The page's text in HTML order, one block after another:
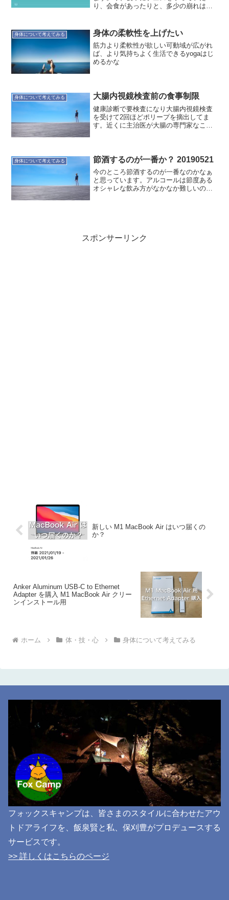
り、会食があったりと、多少の崩れはあ
す。あとは睡眠が良い方向に向かってい
けば最高ですね。
身体について考えてみる 身体の柔軟性を上げたい
筋力より柔軟性が欲しい可動域が広がれ
ば、より気持ちよく生活できるyogaはじ
めるかな
身体について考えてみる 大腸内視鏡検査前の食事制限
健康診断で要検査になり大腸内視鏡検査
を受けて2回ほどポリープを摘出してま
す。近くに主治医が大腸の専門家なこと
査より食事制限の方が...
身体について考えてみる 節酒するのが一番か？ 20190521
今のところ節酒するのが一番なのかなぁ
と思っています。アルコールは節度ある
オシャレな飲み方がなかなか難しいの
スポンサーリンク
新しい M1 MacBook Air はいつ届くの
か？
Anker Aluminum USB-C to Ethernet
Adapter を購入 M1 MacBook Air クリー
ンインストール用
ホーム 体・技・心 身体について考えてみる
フォックスキャンプは、皆さまのスタイルに合わせたアウ
トドアライフを、飯泉賢と私、保刈豊がプロデュースする
サービスです。
>> 詳しくはこちらのページ